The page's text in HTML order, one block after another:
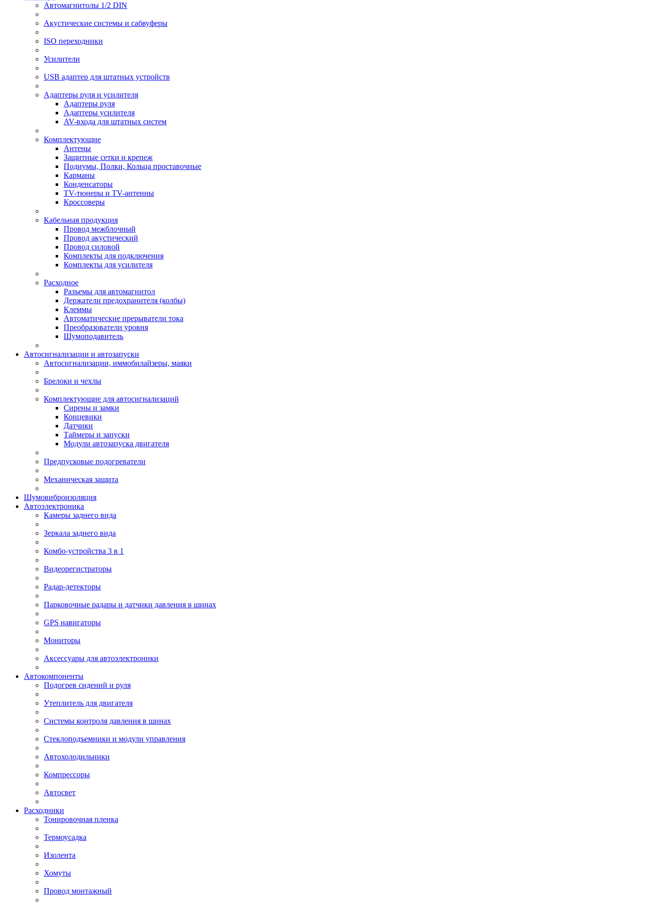
Автомагнитолы 1/2 DIN
Акустические системы и сабвуферы
ISO переходники
Усилители
USB адаптер для штатных устройств
Адаптеры руля и усилителя
Адаптеры руля
Адаптеры усилителя
AV-входа для штатных систем
Комплектующие
Антены
Защитные сетки и крепеж
Подиумы, Полки, Кольца проставочные
Карманы
Конденсаторы
TV-тюнеры и TV-антенны
Кроссоверы
Кабельная продукция
Провод межблочный
Провод акустический
Провод силовой
Комплекты для подключения
Комплекты для усилителя
Расходное
Разъемы для автомагнитол
Держатели предохранителя (колбы)
Клеммы
Автоматические прерыватели тока
Преобразователи уровня
Шумоподавитель
Автосигнализации и автозапуски
Автосигнализации, иммобилайзеры, маяки
Брелоки и чехлы
Комплектующие для автосигнализаций
Сирены и замки
Концевики
Датчики
Таймеры и запуски
Модули автозапуска двигателя
Предпусковые подогреватели
Механическая защита
Шумовиброизоляция
Автоэлектроника
Камеры заднего вида
Зеркала заднего вида
Комбо-устройства 3 в 1
Видеорегистраторы
Радар-детекторы
Парковочные радары и датчики давления в шинах
GPS навигаторы
Мониторы
Аксессуары для автоэлектроники
Автокомпоненты
Подогрев сидений и руля
Утеплитель для двигателя
Системы контроля давления в шинах
Стеклоподъемники и модули управления
Автохолодильники
Компрессоры
Автосвет
Расходники
Тонировочная пленка
Термоусадка
Изолента
Хомуты
Провод монтажный